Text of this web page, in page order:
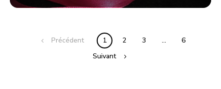
Précédent 1 2 3 …
6
Suivant